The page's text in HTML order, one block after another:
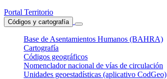
Portal Territorio
Códigos y cartografía
Base de Asentamientos Humanos (BAHRA)
Cartografía
Códigos geográficos
Nomenclador nacional de vías de circulación
Unidades geoestadísticas (aplicativo CodGeo)